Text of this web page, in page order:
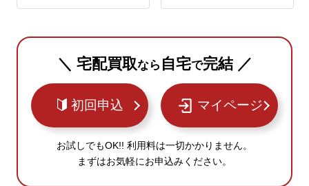
＼ 宅配買取なら 自宅で完結 ／
初回申込 マイページ
お試しでもOK!! 利用料は一切かかりません。
まずはお気軽にお申込みください。